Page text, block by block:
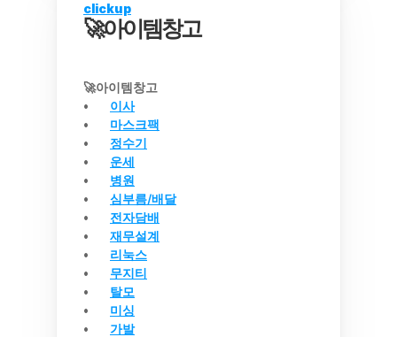
clickup
🚀아이템창고
🚀아이템창고
이사
마스크팩
정수기
운세
병원
심부름/배달
전자담배
재무설계
리눅스
무지티
탈모
미싱
가발